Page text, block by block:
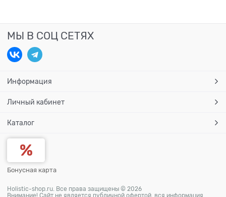
МЫ В СОЦ СЕТЯХ
Информация
Личный кабинет
Каталог
Бонусная карта
Holistic-shop.ru. Все права защищены © 2026
Внимание! Сайт не является публичной офертой, вся информация